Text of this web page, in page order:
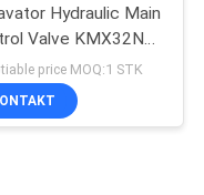
Hydraulic Main
Valve KMX32NA
Qualityprice MOQ:1 STK